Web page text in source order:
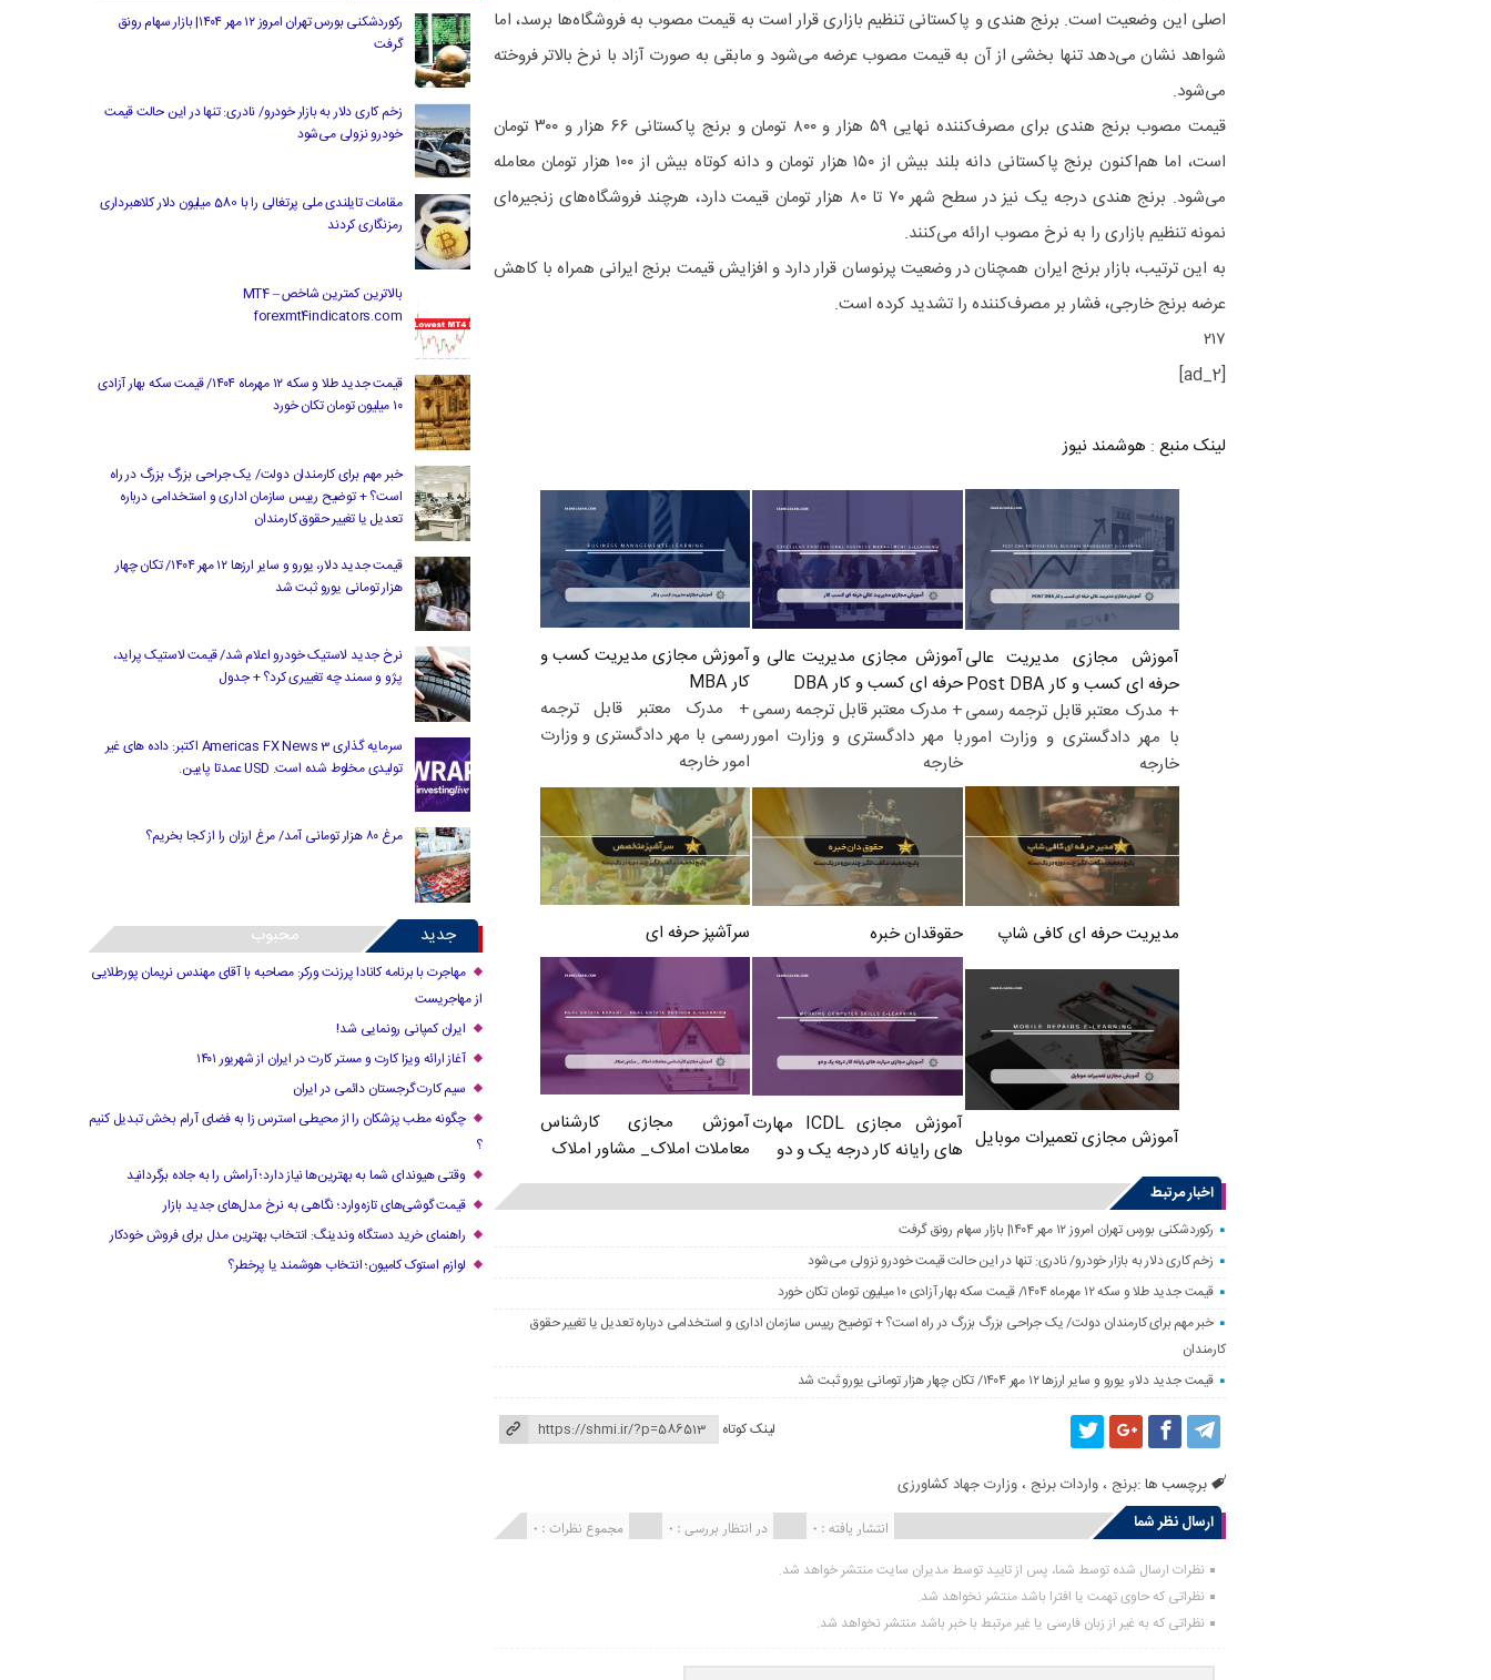
اصلی این وضعیت است. برنج هندی و پاکستانی تنظیم بازاری قرار است به قیمت مصوب به فروشگاه‌ها برسد، اما
شواهد نشان می‌دهد تنها بخشی از آن به قیمت مصوب عرضه می‌شود و مابقی به صورت آزاد با نرخ بالاتر فروخته
می‌شود.
قیمت مصوب برنج هندی برای مصرف‌کننده نهایی ۵۹ هزار و ۸۰۰ تومان و برنج پاکستانی ۶۶ هزار و ۳۰۰ تومان
است، اما هم‌اکنون برنج پاکستانی دانه بلند بیش از ۱۵۰ هزار تومان و دانه کوتاه بیش از ۱۰۰ هزار تومان معامله
می‌شود. برنج هندی درجه یک نیز در سطح شهر ۷۰ تا ۸۰ هزار تومان قیمت دارد، هرچند فروشگاه‌های زنجیره‌ای
نمونه تنظیم بازاری را به نرخ مصوب ارائه می‌کنند.
به این ترتیب، بازار برنج ایران همچنان در وضعیت پرنوسان قرار دارد و افزایش قیمت برنج ایرانی همراه با کاهش
عرضه برنج خارجی، فشار بر مصرف‌کننده را تشدید کرده است.
۲۱۷
[ad_2]
لینک منبع : هوشمند نیوز
آموزش مجازی مدیریت عالی
حرفه ای کسب و کار Post DBA
+ مدرک معتبر قابل ترجمه رسمی
با مهر دادگستری و وزارت امور
خارجه
آموزش مجازی مدیریت عالی و
حرفه ای کسب و کار DBA
+ مدرک معتبر قابل ترجمه رسمی
با مهر دادگستری و وزارت امور
خارجه
آموزش مجازی مدیریت کسب و
کار MBA
+ مدرک معتبر قابل ترجمه
رسمی با مهر دادگستری و وزارت
امور خارجه
مدیریت حرفه ای کافی شاپ حقوقدان خبره سرآشپز حرفه ای
آموزش مجازی تعمیرات موبایل
آموزش مجازی ICDL مهارت
های رایانه کار درجه یک و دو
آموزش مجازی کارشناس
معاملات املاک_ مشاور املاک
اخبار مرتبط
رکوردشکنی بورس تهران امروز ۱۲ مهر ۱۴۰۴| بازار سهام رونق گرفت
زخم کاری دلار به بازار خودرو/ نادری: تنها در این حالت قیمت خودرو نزولی می‌شود
قیمت جدید طلا و سکه ۱۲ مهرماه ۱۴۰۴/ قیمت سکه بهار آزادی ۱۰ میلیون تومان تکان خورد
خبر مهم برای کارمندان دولت/ یک جراحی بزرگ بزرگ در راه است؟ + توضیح رییس سازمان اداری و استخدامی درباره تعدیل یا تغییر حقوق
کارمندان
قیمت جدید دلار، یورو و سایر ارزها ۱۲ مهر ۱۴۰۴/ تکان چهار هزار تومانی یورو ثبت شد
لینک کوتاه
برچسب ها :برنج ،واردات برنج ،وزارت جهاد کشاورزی
ارسال نظر شما
مجموع نظرات : 0 در انتظار بررسی : 0 انتشار یافته : 0
نظرات ارسال شده توسط شما، پس از تایید توسط مدیران سایت منتشر خواهد شد.
نظراتی که حاوی تهمت یا افترا باشد منتشر نخواهد شد.
نظراتی که به غیر از زبان فارسی یا غیر مرتبط با خبر باشد منتشر نخواهد شد.
رکوردشکنی بورس تهران امروز ۱۲ مهر ۱۴۰۴| بازار سهام رونق
گرفت
زخم کاری دلار به بازار خودرو/ نادری: تنها در این حالت قیمت
خودرو نزولی می‌شود
مقامات تایلندی ملی پرتغالی را با 580 میلیون دلار کلاهبرداری
رمزنگاری کردند
بالاترین کمترین شاخص MT4 –
forexmt4indicators.com
قیمت جدید طلا و سکه ۱۲ مهرماه ۱۴۰۴/ قیمت سکه بهار آزادی
۱۰ میلیون تومان تکان خورد
خبر مهم برای کارمندان دولت/ یک جراحی بزرگ بزرگ در راه
است؟ + توضیح رییس سازمان اداری و استخدامی درباره
تعدیل یا تغییر حقوق کارمندان
قیمت جدید دلار، یورو و سایر ارزها ۱۲ مهر ۱۴۰۴/ تکان چهار
هزار تومانی یورو ثبت شد
نرخ جدید لاستیک خودرو اعلام شد/ قیمت لاستیک پراید،
پژو و سمند چه تغییری کرد؟ + جدول
سرمایه گذاری Americas FX News 3 اکتبر: داده های غیر
تولیدی مخلوط شده است. USD عمدتا پایین.
مرغ ۸۰ هزار تومانی آمد/ مرغ ارزان را از کجا بخریم؟
جدید محبوب
مهاجرت با برنامه کانادا پرزنت ورکر: مصاحبه با آقای مهندس نریمان پورطلایی
از مهاجریست
ایران کمپانی رونمایی شد!
آغاز ارائه ویزا کارت و مستر کارت در ایران از شهریور ۱۴۰۱
سیم کارت گرجستان دائمی در ایران
چگونه مطب پزشکان را از محیطی استرس زا به فضای آرام بخش تبدیل کنیم
؟
وقتی هیوندای شما به بهترین‌ها نیاز دارد؛ آرامش را به جاده برگردانید
قیمت گوشی‌های تازه‌وارد؛ نگاهی به نرخ مدل‌های جدید بازار
راهنمای خرید دستگاه وندینگ: انتخاب بهترین مدل برای فروش خودکار
لوازم استوک کامیون؛ انتخاب هوشمند یا پرخطر؟